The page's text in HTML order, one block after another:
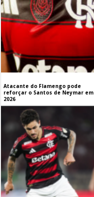
Atacante do Flamengo pode
reforçar o Santos de Neymar em
2026